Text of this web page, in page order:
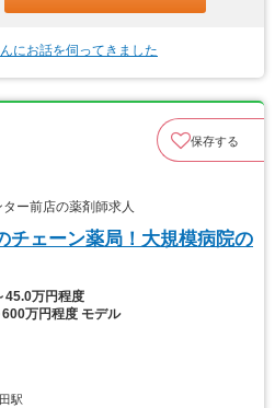
にお話を伺ってきました
保存する
ー前店の薬剤師求人
チェーン薬局！大規模病院の
45.0万円程度
600万円程度 モデル
駅